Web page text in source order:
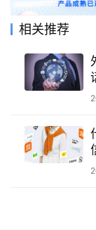
相关推荐